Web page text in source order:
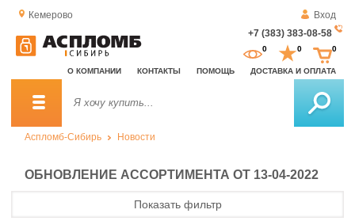
Кемерово
Вход
+7 (383) 383-08-58
О КОМПАНИИ КОНТАКТЫ ПОМОЩЬ ДОСТАВКА И ОПЛАТА
0 0 0
Аспломб-Сибирь Новости
ОБНОВЛЕНИЕ АССОРТИМЕНТА ОТ 13-04-2022
Показать фильтр